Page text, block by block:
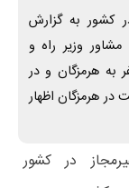
کشور به گزارش
وزیر راه و
هرمزگان و در
هرمزگان اظهار
در کشور